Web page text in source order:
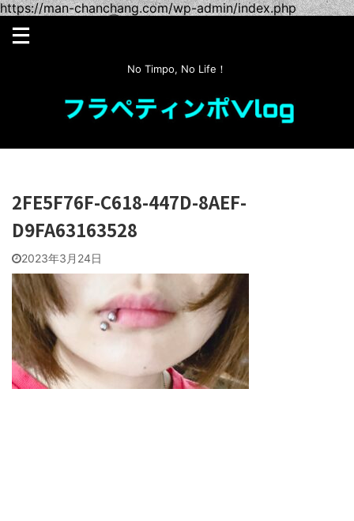
https://man-chanchang.com/wp-admin/index.php
No Timpo, No Life！
2FE5F76F-C618-447D-8AEF-
D9FA63163528
2023年3月24日